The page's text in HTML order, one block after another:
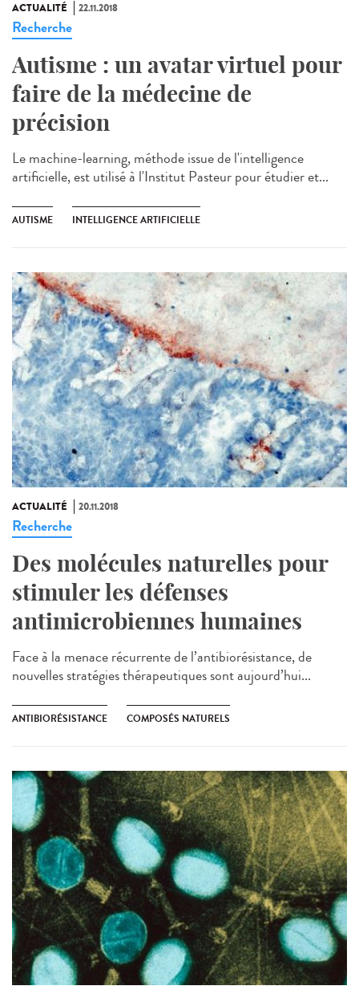
ACTUALITÉ 22.11.2018
Recherche
Autisme : un avatar virtuel pour
faire de la médecine de
précision
Le machine-learning, méthode issue de l'intelligence
artificielle, est utilisé à l'Institut Pasteur pour étudier et...
AUTISME INTELLIGENCE ARTIFICIELLE
ACTUALITÉ 20.11.2018
Recherche
Des molécules naturelles pour
stimuler les défenses
antimicrobiennes humaines
Face à la menace récurrente de l’antibiorésistance, de
nouvelles stratégies thérapeutiques sont aujourd’hui...
ANTIBIORÉSISTANCE COMPOSÉS NATURELS